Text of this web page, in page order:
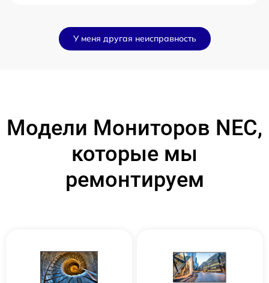
У меня другая неисправность
Модели Мониторов NEC,
которые мы
ремонтируем